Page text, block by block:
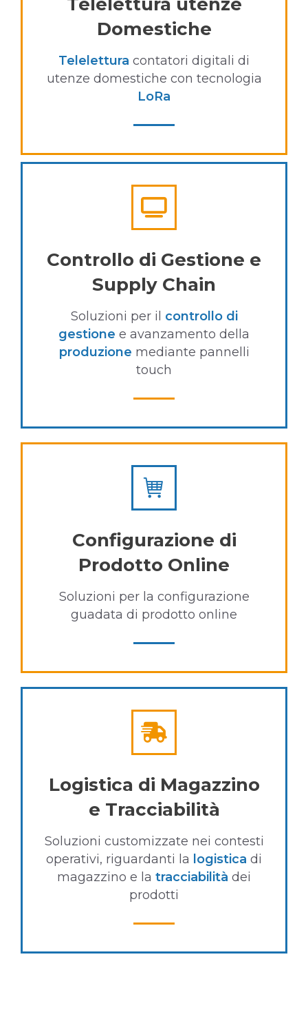
Domestiche
Telelettura contatori digitali di
utenze domestiche con tecnologia
LoRa
Controllo di Gestione e
Supply Chain
Soluzioni per il controllo di
gestione e avanzamento della
produzione mediante pannelli
touch
Configurazione di
Prodotto Online
Soluzioni per la configurazione
guadata di prodotto online
Logistica di Magazzino
e Tracciabilità
Soluzioni customizzate nei contesti
operativi, riguardanti la logistica di
magazzino e la tracciabilità dei
prodotti